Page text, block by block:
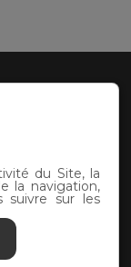
du Site, la
la navigation,
suivre sur les